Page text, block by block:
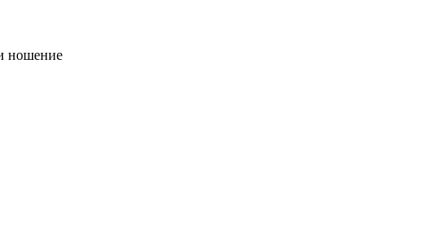
ношение